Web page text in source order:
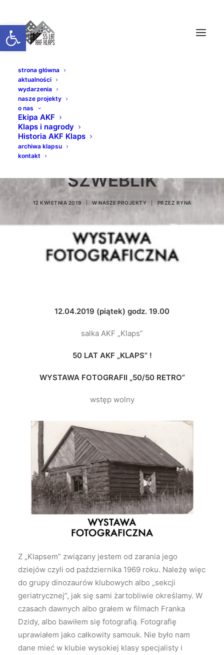
Otwórz pasek narzędzi
strona główna
aktualności
wydarzenia
nasze projekty
o nas
Ekipa AKF
Klaps i nagrody
Historia AKF Klaps
archiwa klapsu
kontakt
50/50 RETRO //
SZWEBLIK
12 KWIETNIA 2019 WNASZE PROJEKTY PRZEZ RYNA
12.04.2019 (piątek) godz. 19.00
salka AKF „Klaps”
50 LAT AKF „KLAPS” !
WYSTAWA FOTOGRAFII „50/50 RETRO”
wstęp wolny
Z „Klapsem” związany jestem od zarania jego
dziejów czyli od października 1969 roku. Należę więc
do grupy dinozaurów klubowych albo „sekcji
geriatrycznej”, jak się sami żartobliwie określamy. W
czasach dawnych albo grałem w filmach Franka
Dzidy, albo bawiłem się fotografią. Fotografię
uprawiałem jako całkowity samouk. Nie było nam
dane mieć w klubie wysokiej klasy specjalisty i